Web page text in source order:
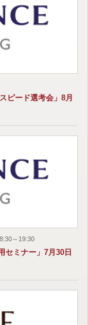
ピード選考会」8月
～19:30
セミナー」7月30日